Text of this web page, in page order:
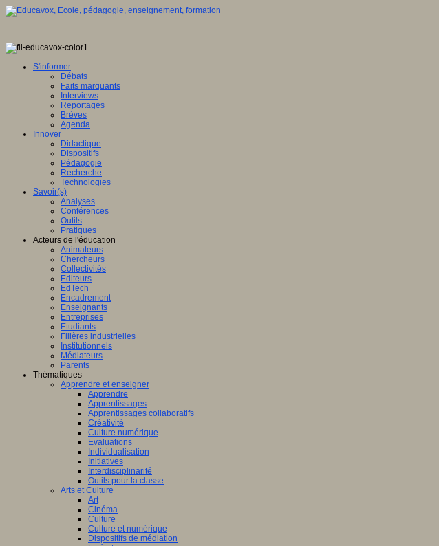
S'informer
Débats
Faits marquants
Interviews
Reportages
Brèves
Agenda
Innover
Didactique
Dispositifs
Pédagogie
Recherche
Technologies
Savoir(s)
Analyses
Conférences
Outils
Pratiques
Acteurs de l'éducation
Animateurs
Chercheurs
Collectivités
Editeurs
EdTech
Encadrement
Enseignants
Entreprises
Etudiants
Filières industrielles
Institutionnels
Médiateurs
Parents
Thématiques
Apprendre et enseigner
Apprendre
Apprentissages
Apprentissages collaboratifs
Créativité
Culture numérique
Evaluations
Individualisation
Initiatives
Interdisciplinarité
Outils pour la classe
Arts et Culture
Art
Cinéma
Culture
Culture et numérique
Dispositifs de médiation